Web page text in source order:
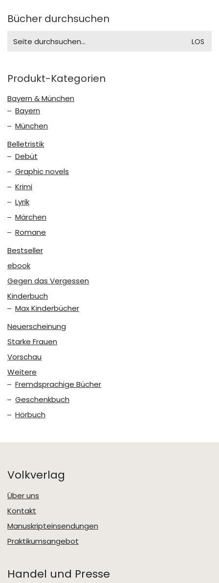
Bücher durchsuchen
for:
Produkt-Kategorien
Bayern & München
Bayern
München
Belletristik
Debüt
Graphic novels
Krimi
Lyrik
Märchen
Romane
Bestseller
ebook
Gegen das Vergessen
Kinderbuch
Max Kinderbücher
Neuerscheinung
Starke Frauen
Vorschau
Weitere
Fremdsprachige Bücher
Geschenkbuch
Hörbuch
Volkverlag
Über uns
Kontakt
Manuskripteinsendungen
Praktikumsangebot
Handel und Presse